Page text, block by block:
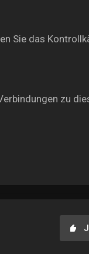
Sie das
zu